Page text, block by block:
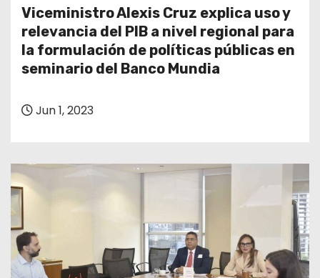
Viceministro Alexis Cruz explica uso y
relevancia del PIB a nivel regional para
la formulación de políticas públicas en
seminario del Banco Mundia
Jun 1, 2023